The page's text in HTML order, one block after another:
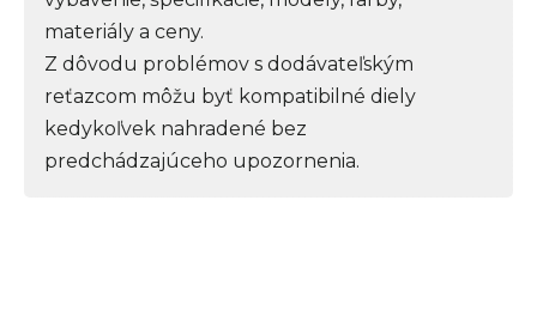
materiály a ceny.
Z dôvodu problémov s dodávateľským
reťazcom môžu byť kompatibilné diely
kedykoľvek nahradené bez
predchádzajúceho upozornenia.